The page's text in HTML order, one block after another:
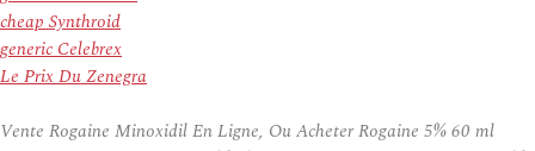
cheap Synthroid
generic Celebrex
Le Prix Du Zenegra
Vente Rogaine Minoxidil En Ligne, Ou Acheter Rogaine 5% 60 ml